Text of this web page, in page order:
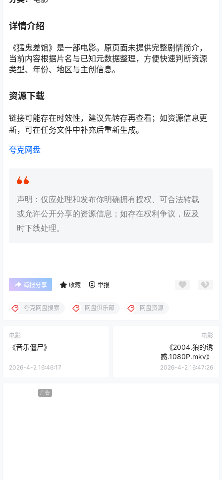
详情介绍
《猛鬼差馆》是一部电影。原页面未提供完整剧情简介，
当前内容根据片名与已知元数据整理，方便快速判断资源
类型、年份、地区与主创信息。
资源下载
链接可能存在时效性，建议先转存再查看；如资源信息更
新，可在任务文件中补充后重新生成。
夸克网盘
声明：仅应处理和发布你明确拥有授权、可合法转载
或允许公开分享的资源信息；如存在权利争议，应及
时下线处理。
海报分享 收藏 举报
夸克网盘搜索 网盘俱乐部 网盘资源
电影
《音乐僵尸》
2026-4-2 16:46:17
电影
《2004.狼的诱
惑.1080P.mkv》
2026-4-2 16:47:26
广告